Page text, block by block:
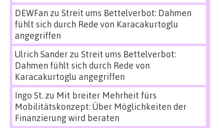
DEWFan zu Streit ums Bettelverbot: Dahmen
fühlt sich durch Rede von Karacakurtoglu
angegriffen
Ulrich Sanderzu Streit ums Bettelverbot:
Dahmen fühlt sich durch Rede von
Karacakurtoglu angegriffen
Ingo St.zu Mit breiter Mehrheit fürs
Mobilitätskonzept: Über Möglichkeiten der
Finanzierung wird beraten